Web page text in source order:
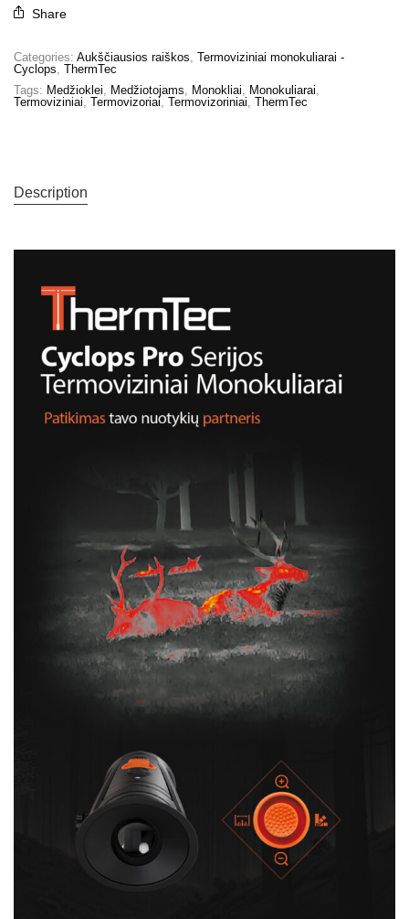
Share
Categories: Aukščiausios raiškos Termoviziniai monokuliarai -
Cyclops ThermTec
Tags: Medžioklei Medžiotojams Monokliai Monokuliarai
Termoviziniai Termovizoriai Termovizoriniai ThermTec
Description